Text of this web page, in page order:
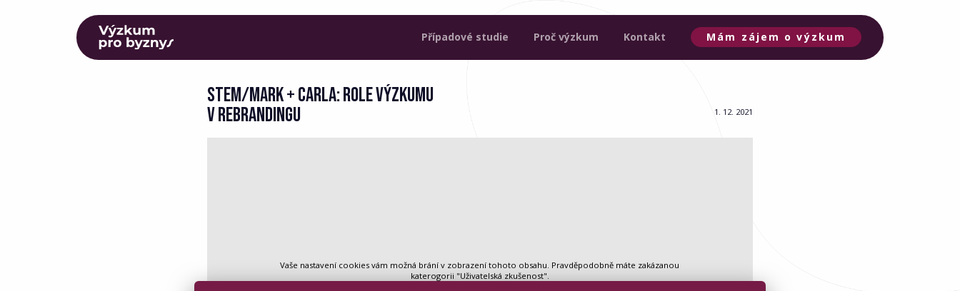
Případové studie Proč výzkum Kontakt Mám zájem o výzkum
STEM/MARK + CARLA: ROLE VÝZKUMU
V REBRANDINGU
1. 12. 2021
Vaše nastavení cookies vám možná brání v zobrazení tohoto obsahu. Pravděpodobně máte zakázanou
katerogorii "Uživatelská zkušenost".